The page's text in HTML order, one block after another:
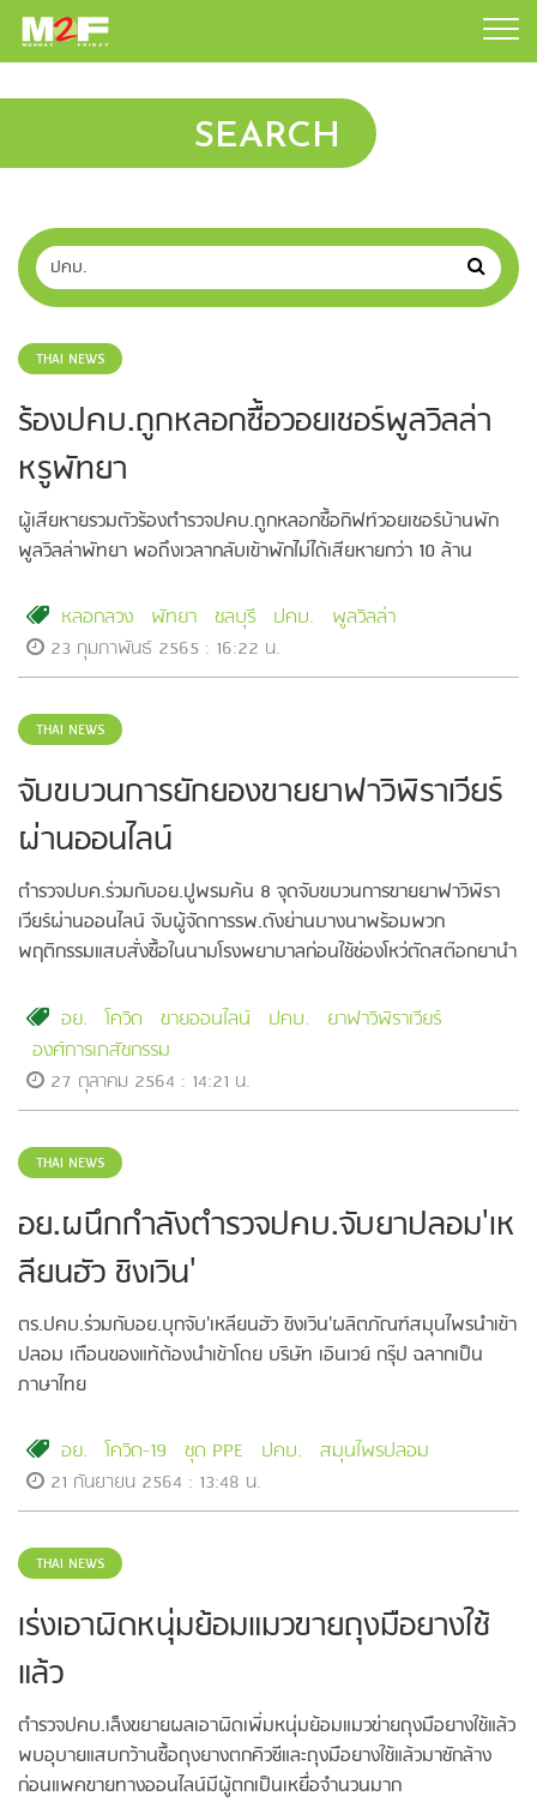
SEARCH
THAI NEWS
ร้องปคบ.ถูกหลอกซื้อวอยเชอร์พูลวิลล่า
หรูพัทยา
ผู้เสียหายรวมตัวร้องตำรวจปคบ.ถูกหลอกซื้อกิฟท์วอยเชอร์บ้านพัก
พูลวิลล่าพัทยา พอถึงเวลากลับเข้าพักไม่ได้เสียหายกว่า 10 ล้าน
หลอกลวง พัทยา ชลบุรี ปคบ. พูลวิลล่า
23 กุมภาพันธ์ 2565 : 16:22 น.
THAI NEWS
จับขบวนการยักยองขายยาฟาวิพิราเวียร์
ผ่านออนไลน์
ตำรวจปบค.ร่วมกับอย.ปูพรมค้น 8 จุดจับขบวนการขายยาฟาวิพิรา
เวียร์ผ่านออนไลน์ จับผู้จัดการรพ.ดังย่านบางนาพร้อมพวก
พฤติกรรมแสบสั่งซื้อในนามโรงพยาบาลก่อนใช้ช่องโหว่ตัดสต๊อกยานำ
อย. โควิด ขายออนไลน์ ปคบ.
ยาฟาวิพิราเวียร์
องศ์การเภสัชกรรม
27 ตุลาคม 2564 : 14:21 น.
THAI NEWS
อย.ผนึกกำลังตำรวจปคบ.จับยาปลอม'เห
ลียนฮัว ชิงเวิน'
ตร.ปคบ.ร่วมกับอย.บุกจับ'เหลียนฮัว ชิงเวิน'ผลิตภัณฑ์สมุนไพรนำเข้า
ปลอม เตือนของแท้ต้องนำเข้าโดย บริษัท เอินเวย์ กรุ๊ป ฉลากเป็น
ภาษาไทย
อย. โควิด-19 ชุด PPE ปคบ. สมุนไพรปลอม
21 กันยายน 2564 : 13:48 น.
THAI NEWS
เร่งเอาผิดหนุ่มย้อมแมวขายถุงมือยางใช้
แล้ว
ตำรวจปคบ.เล็งขยายผลเอาผิดเพิ่มหนุ่มย้อมแมวข่ายถุงมือยางใช้แล้ว
พบอุบายแสบกว้านซื้อถุงยางตกคิวซีและถุงมือยางใช้แล้วมาซักล้าง
ก่อนแพคขายทางออนไลน์มีผู้ตกเป็นเหยื่อจำนวนมาก